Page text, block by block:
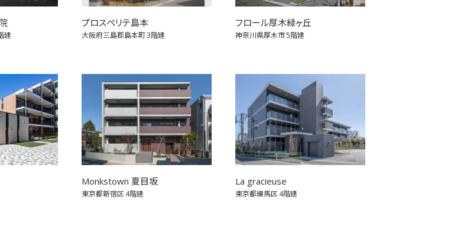
建
プロスぺリテ島本
大阪府三島郡島本町3階建
フロール厚木緑ヶ丘
神奈川県厚木市5階建
Monkstown 夏目坂
東京都新宿区4階建
La gracieuse
東京都練馬区4階建